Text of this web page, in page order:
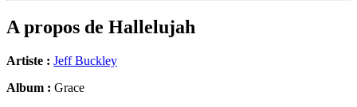
A propos de Hallelujah
Artiste : Jeff Buckley
Album : Grace